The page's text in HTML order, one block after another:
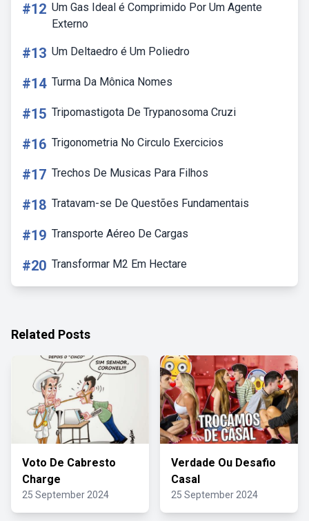
#12 Um Gas Ideal é Comprimido Por Um Agente
Externo
#13 Um Deltaedro é Um Poliedro
#14 Turma Da Mônica Nomes
#15 Tripomastigota De Trypanosoma Cruzi
#16 Trigonometria No Circulo Exercicios
#17 Trechos De Musicas Para Filhos
#18 Tratavam-se De Questões Fundamentais
#19 Transporte Aéreo De Cargas
#20 Transformar M2 Em Hectare
Related Posts
Voto De Cabresto
Charge
25 September 2024
Verdade Ou Desafio
Casal
25 September 2024